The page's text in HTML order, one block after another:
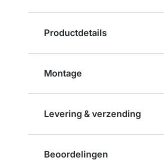
Productdetails
Montage
Levering & verzending
Beoordelingen